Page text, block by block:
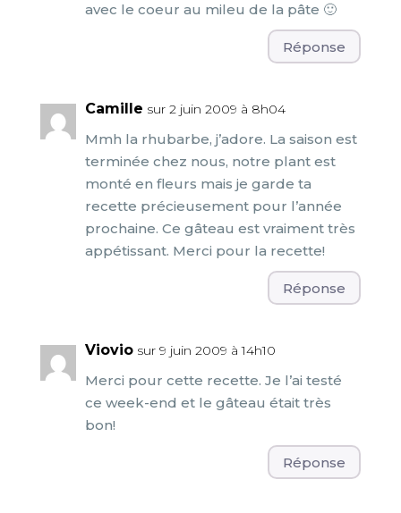
avec le coeur au mileu de la pâte 🙂
Réponse
Camille sur 2 juin 2009 à 8h04
Mmh la rhubarbe, j’adore. La saison est
terminée chez nous, notre plant est
monté en fleurs mais je garde ta
recette précieusement pour l’année
prochaine. Ce gâteau est vraiment très
appétissant. Merci pour la recette!
Réponse
Viovio sur 9 juin 2009 à 14h10
Merci pour cette recette. Je l’ai testé
ce week-end et le gâteau était très
bon!
Réponse